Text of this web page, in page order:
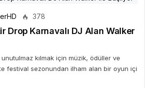
378
Drop Karnavalı DJ Alan Walker
unutulmaz kılmak için müzik, ödüller ve
festival sezonundan ilham alan bir oyun içi